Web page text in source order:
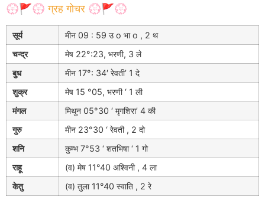
💮🚩💮 ग्रह गोचर 💮🚩💮
सूर्य
मीन 09 : 59 उ o भा o , 2 थ
चन्द्र
मेष 22°:23, भरणी, 3 ले
बुध
मीन 17°: 34′ रेवती’ 1 दे
शुक्र
मेष 15 °05, भरणी ‘ 1 ली
मंगल
मिथुन 05°30 ‘ मृगशिरा’ 4 की
गुरु
मीन 23°30 ‘ रेवती , 2 दो
शनि
कुम्भ 7°53 ‘ शतभिषा ‘ 1 गो
राहू
(व) मेष 11°40 अश्विनी , 4 ला
केतु
(व) तुला 11°40 स्वाति , 2 रे